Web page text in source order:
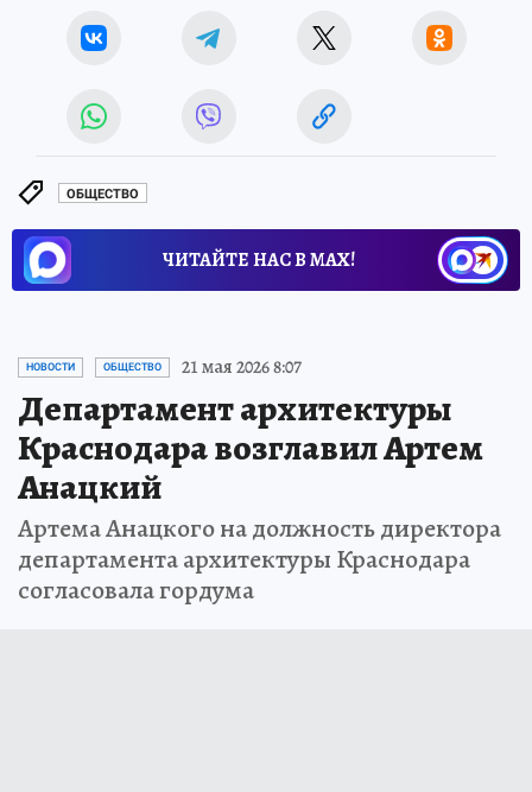
ОБЩЕСТВО
ЧИТАЙТЕ НАС В МАХ!
НОВОСТИ ОБЩЕСТВО 21 мая 2026 8:07
Департамент архитектуры
Краснодара возглавил Артем
Анацкий
Артема Анацкого на должность директора
департамента архитектуры Краснодара
согласовала гордума